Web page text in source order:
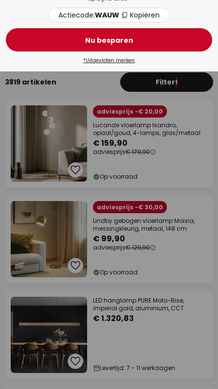
3819 artikelen Filter1
adviesprijs -€ 20,00
Lucande vloerlamp Isandro,
opaal/goud, 4-lamps, glas/metaal
€ 159,90
adviesprijs€ 179,90
Op voorraad
adviesprijs -€ 30,00
Lindby gebogen vloerlamp Moisia,
messingkleurig, metaal, 148 cm
€ 99,90
adviesprijs€ 129,90
Op voorraad
LED hanglamp PURE Moto-Rise,
imperial gold, aluminium, CCT
€ 1.320,83
Levertijd: 7 - 11 werkdagen
Actiecode:WAUW Kopiëren
Nu besparen
*Uitgesloten merken